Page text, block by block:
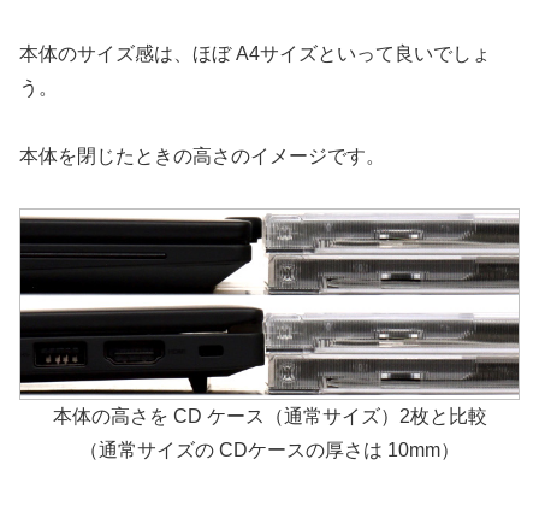
本体のサイズ感は、ほぼ A4サイズといって良いでしょ
う。
本体を閉じたときの高さのイメージです。
本体の高さを CD ケース（通常サイズ）2枚と比較
（通常サイズの CDケースの厚さは 10mm）